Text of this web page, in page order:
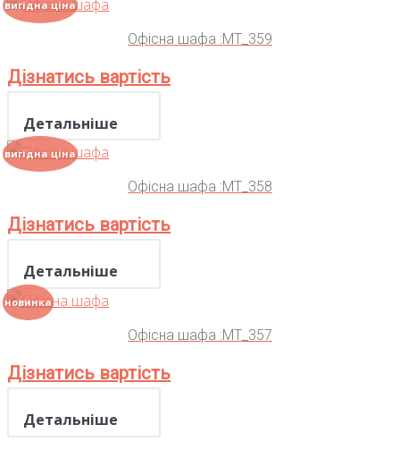
вигідна ціна
Офісна шафа :MT_359
Дізнатись вартість
Детальніше
вигідна ціна
Офісна шафа :MT_358
Дізнатись вартість
Детальніше
новинка
Офісна шафа :MT_357
Дізнатись вартість
Детальніше